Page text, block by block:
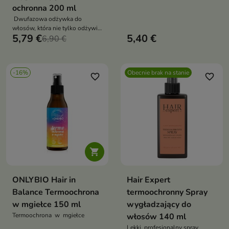
ochronna 200 ml
Dwufazowa odżywka do
włosów, która nie tylko odżywia,
ale także wygładza i chroni
5,79 €6,90 € 5,40 €
-16%

favorite_border
ONLYBIO Hair in
Balance Termoochrona
w mgiełce 150 ml
Termoochrona w mgiełce
Obecnie brak na stanie favorite_border
Hair Expert
termoochronny Spray
wygładzający do
włosów 140 ml